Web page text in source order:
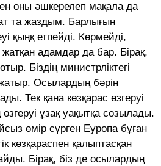
оны әшкерелеп мақала да
та жаздым. Барлығын
қыңқ етпейді. Көрмейді,
адамдар да бар. Бірақ,
Біздің министрліктегі
Осылардың бәрін
Тек қана көзқарас өзгеруі
ұзақ уақытқа созылады.
өмір сүрген Еуропа бұған
көзқараспен қалыптасқан
Бірақ, біз де осылардың